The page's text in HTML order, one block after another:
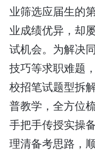
业筛选应届生的
业成绩优异，却
试机会。为解决
技巧等求职难题
校招笔试题型拆
普教学，全方位
手把手传授实操
理清备考思路，